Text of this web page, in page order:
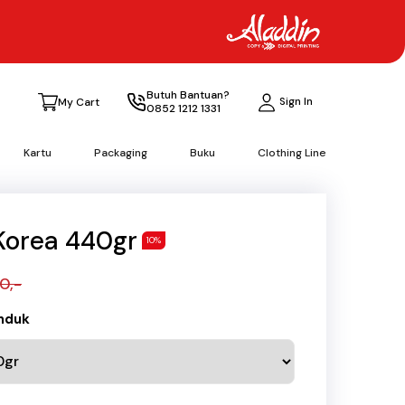
My Cart
Butuh Bantuan?
0852 1212 1331
Sign In
Kartu Packaging Buku Clothing Line
440gr 10%